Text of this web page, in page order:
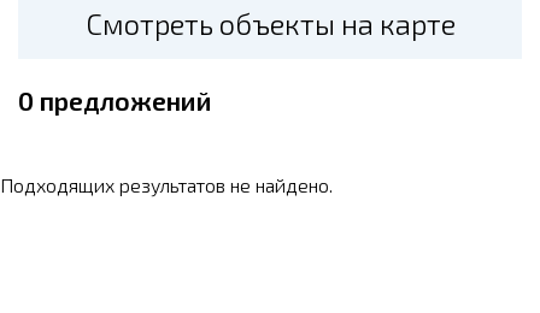
Смотреть объекты на карте
0 предложений
Подходящих результатов не найдено.